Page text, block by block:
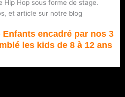
Enfants encadré par nos 3
les kids de 8 à 12 ans